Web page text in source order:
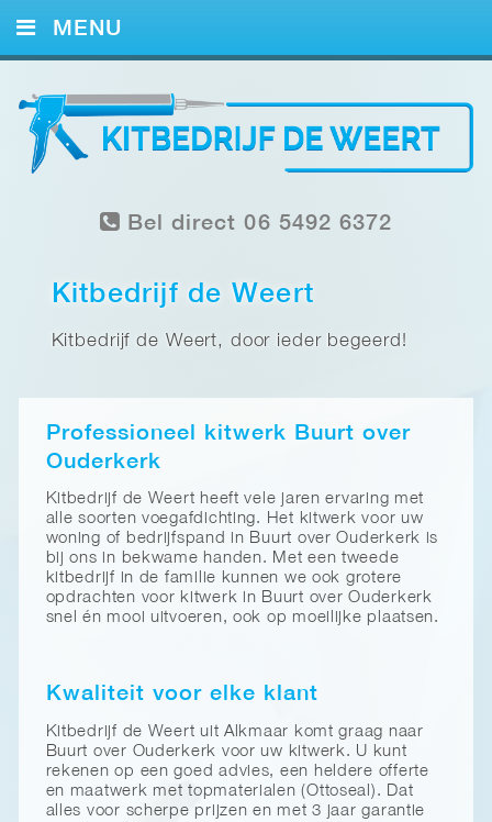
Bel direct 06 5492 6372
MENU
KITWERK
FOTO’S
REFERENTIES
Kitbedrijf de Weert
Kitbedrijf de Weert, door ieder begeerd!
Professioneel kitwerk Buurt over
Ouderkerk
Kitbedrijf de Weert heeft vele jaren ervaring met
alle soorten voegafdichting. Het kitwerk voor uw
woning of bedrijfspand in Buurt over Ouderkerk is
bij ons in bekwame handen. Met een tweede
kitbedrijf in de familie kunnen we ook grotere
opdrachten voor kitwerk in Buurt over Ouderkerk
snel én mooi uitvoeren, ook op moeilijke plaatsen.
Kwaliteit voor elke klant
Kitbedrijf de Weert uit Alkmaar komt graag naar
Buurt over Ouderkerk voor uw kitwerk. U kunt
rekenen op een goed advies, een heldere offerte
en maatwerk met topmaterialen (Ottoseal). Dat
alles voor scherpe prijzen en met 3 jaar garantie